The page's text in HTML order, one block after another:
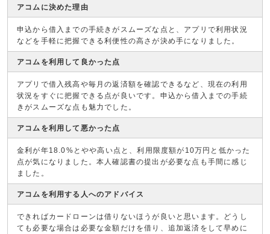
アコムに決めた理由
申込から借入までの手続きがスムーズな点と、アプリで利用状況
などを手軽に把握できる利便性の高さが決め手になりました。
アコムを利用して良かった点
アプリで借入残高や毎月の返済額を確認できるなど、現在の利用
状況をすぐに把握できる点が良いです。申込から借入までの手続
きがスムーズな点も魅力でした。
アコムを利用して悪かった点
金利が年18.0%とやや高い点と、利用限度額が10万円と低かった
点が気になりました。本人確認書の提出が必要な点も手間に感じ
ました。
アコムを利用する人へのアドバイス
できればカードローンは借りないほうが良いと思います。どうし
ても必要な場合は必要な金額だけを借り、追加返済をして早めに